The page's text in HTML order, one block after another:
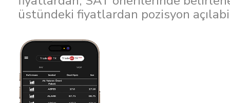
üstündeki fiyatlardan pozisyon